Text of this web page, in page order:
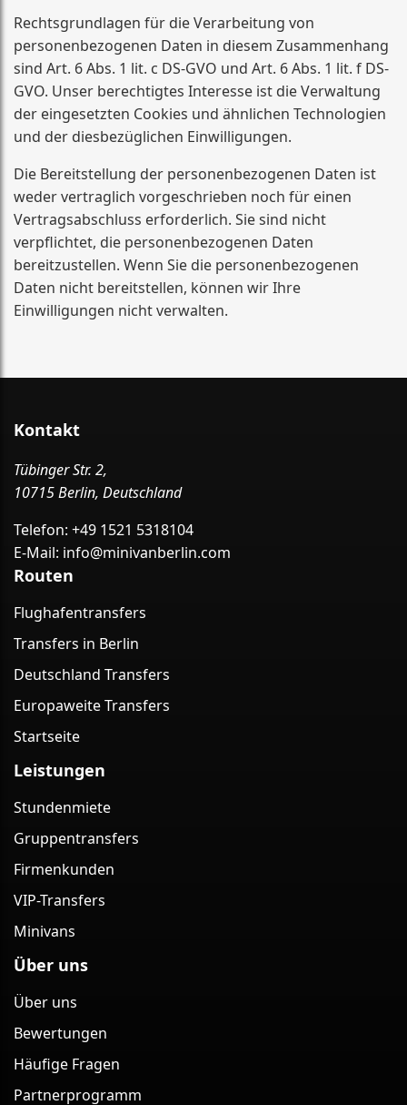
Rechtsgrundlagen für die Verarbeitung von
personenbezogenen Daten in diesem Zusammenhang
sind Art. 6 Abs. 1 lit. c DS-GVO und Art. 6 Abs. 1 lit. f DS-
GVO. Unser berechtigtes Interesse ist die Verwaltung
der eingesetzten Cookies und ähnlichen Technologien
und der diesbezüglichen Einwilligungen.
Die Bereitstellung der personenbezogenen Daten ist
weder vertraglich vorgeschrieben noch für einen
Vertragsabschluss erforderlich. Sie sind nicht
verpflichtet, die personenbezogenen Daten
bereitzustellen. Wenn Sie die personenbezogenen
Daten nicht bereitstellen, können wir Ihre
Einwilligungen nicht verwalten.
Kontakt
Tübinger Str. 2,
10715 Berlin, Deutschland
Telefon: +49 1521 5318104
E-Mail: info@minivanberlin.com
Routen
Flughafentransfers
Transfers in Berlin
Deutschland Transfers
Europaweite Transfers
Startseite
Leistungen
Stundenmiete
Gruppentransfers
Firmenkunden
VIP-Transfers
Minivans
Über uns
Über uns
Bewertungen
Häufige Fragen
Partnerprogramm